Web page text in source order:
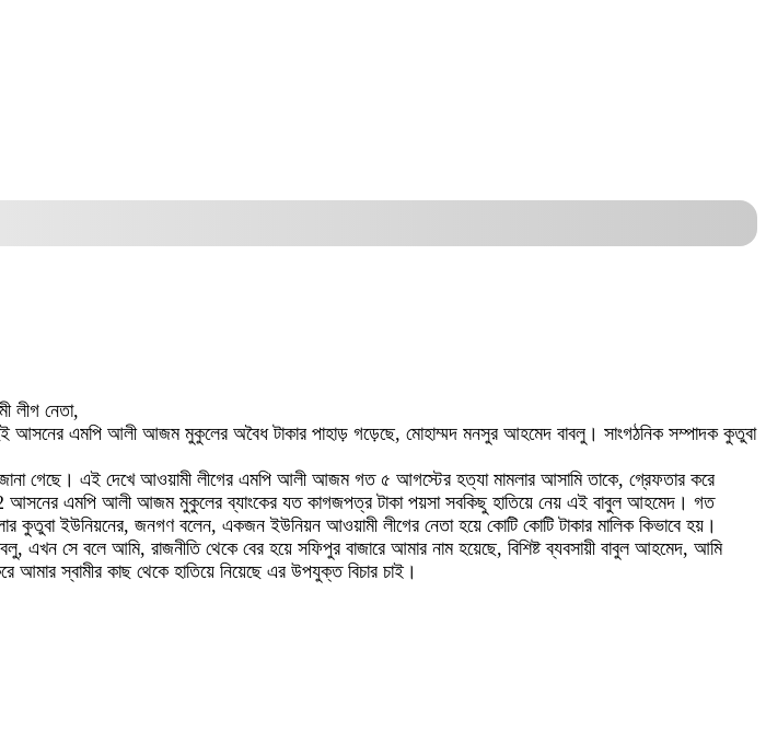
লীগ নেতা,
এমপি আলী আজম মুকুলের অবৈধ টাকার পাহাড় গড়েছে, মোহাম্মদ মনসুর আহমেদ বাবলু। সাংগঠনিক সম্পাদক কুতুবা
গেছে। এই দেখে আওয়ামী লীগের এমপি আলী আজম গত ৫ আগস্টের হত্যা মামলার আসামি তাকে, গ্রেফতার করে
2 আসনের এমপি আলী আজম মুকুলের ব্যাংকের যত কাগজপত্র টাকা পয়সা সবকিছু হাতিয়ে নেয় এই বাবুল আহমেদ। গত
কুতুবা ইউনিয়নের, জনগণ বলেন, একজন ইউনিয়ন আওয়ামী লীগের নেতা হয়ে কোটি কোটি টাকার মালিক কিভাবে হয়।
সে বলে আমি, রাজনীতি থেকে বের হয়ে সফিপুর বাজারে আমার নাম হয়েছে, বিশিষ্ট ব্যবসায়ী বাবুল আহমেদ, আমি
আমার স্বামীর কাছ থেকে হাতিয়ে নিয়েছে এর উপযুক্ত বিচার চাই।